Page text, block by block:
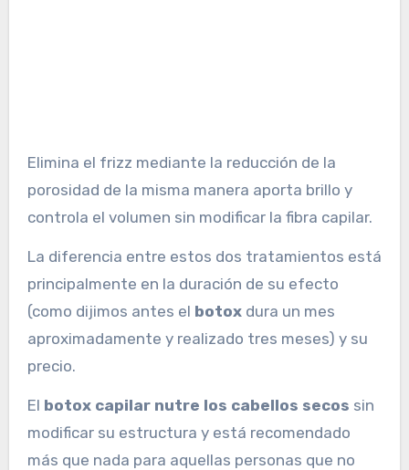
Elimina el frizz mediante la reducción de la
porosidad de la misma manera aporta brillo y
controla el volumen sin modificar la fibra capilar.
La diferencia entre estos dos tratamientos está
principalmente en la duración de su efecto
(como dijimos antes el botoxdura un mes
aproximadamente y realizado tres meses) y su
precio.
El botox capilar nutre los cabellos secos sin
modificar su estructura y está recomendado
más que nada para aquellas personas que no